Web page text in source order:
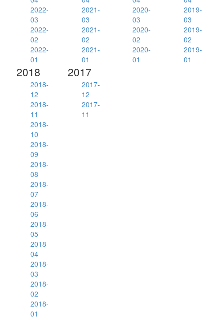
2022-
03
2022-
02
2022-
01
2021-
03
2021-
02
2021-
01
2020-
03
2020-
02
2020-
01
2019-
03
2019-
02
2019-
01
2018
2018-
12
2018-
11
2018-
10
2018-
09
2018-
08
2018-
07
2018-
06
2018-
05
2018-
04
2018-
03
2018-
02
2018-
01
2017
2017-
12
2017-
11